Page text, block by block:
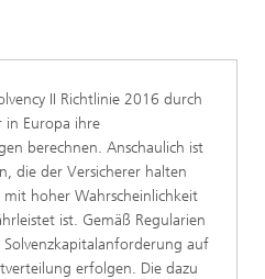
II Richtlinie 2016 durch
in Europa ihre
berechnen. Anschaulich ist
die der Versicherer halten
mit hoher Wahrscheinlichkeit
ist. Gemäß Regularien
auf
erfolgen. Die dazu